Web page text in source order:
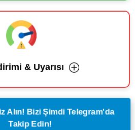
& Uyarısı
Alın! Bizi Şimdi Telegram'da
Takip Edin!